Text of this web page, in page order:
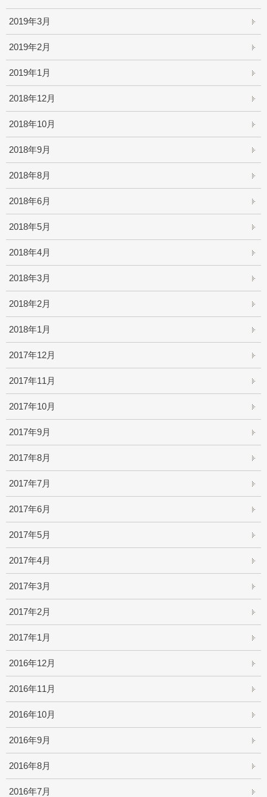
2019年3月
2019年2月
2019年1月
2018年12月
2018年10月
2018年9月
2018年8月
2018年6月
2018年5月
2018年4月
2018年3月
2018年2月
2018年1月
2017年12月
2017年11月
2017年10月
2017年9月
2017年8月
2017年7月
2017年6月
2017年5月
2017年4月
2017年3月
2017年2月
2017年1月
2016年12月
2016年11月
2016年10月
2016年9月
2016年8月
2016年7月